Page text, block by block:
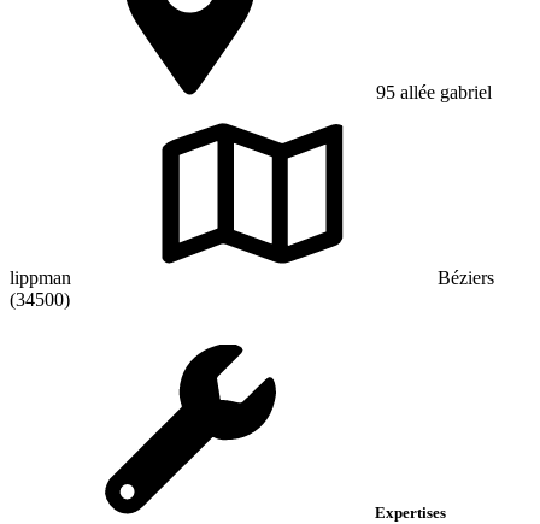
95 allée gabriel
lippman
Béziers
(34500)
Expertises